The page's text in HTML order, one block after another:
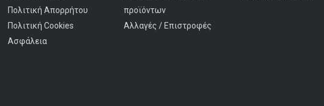
Πολιτική Απορρήτου
Πολιτική Cookies
Ασφάλεια
προϊόντων
Αλλαγές / Επιστροφές